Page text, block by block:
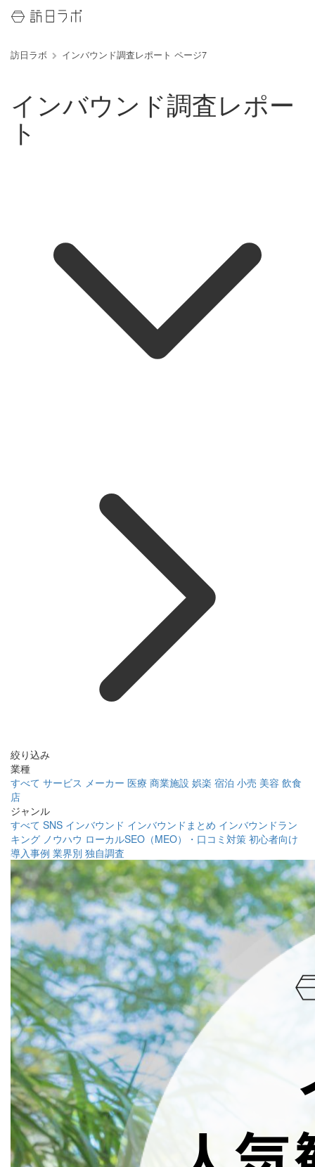
訪日ラボ インバウンド調査レポート ページ7
インバウンド調査レポー
ト
絞り込み
業種
すべて サービス メーカー 医療 商業施設 娯楽 宿泊 小売 美容 飲食
店
ジャンル
すべて SNS インバウンド インバウンドまとめ インバウンドラン
キング ノウハウ ローカルSEO（MEO）・口コミ対策 初心者向け
導入事例 業界別 独自調査